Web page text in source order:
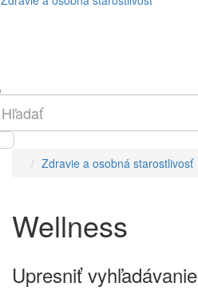
Zdravie a osobná starostlivosť
Wellness
Upresniť vyhľadávanie